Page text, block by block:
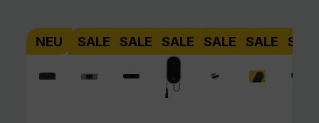
NEU SALE SALE SALE SALE SALE